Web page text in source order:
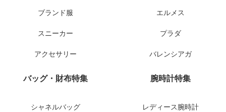
ブランド服
スニーカー
アクセサリー
エルメス
プラダ
バレンシアガ
バッグ・財布特集
シャネルバッグ
腕時計特集
レディース腕時計